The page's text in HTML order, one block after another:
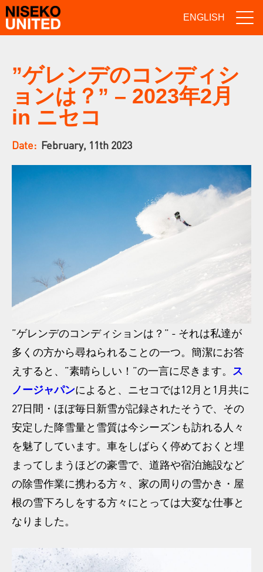
ENGLISH
”ゲレンデのコンディシ
ョンは？” – 2023年2月
in ニセコ
Date: February, 11th 2023
”ゲレンデのコンディションは？” - それは私達が
多くの方から尋ねられることの一つ。簡潔にお答
えすると、”素晴らしい！”の一言に尽きます。 ス
ノージャパンによると、ニセコでは12月と1月共に
27日間・ほぼ毎日新雪が記録されたそうで、その
安定した降雪量と雪質は今シーズンも訪れる人々
を魅了しています。車をしばらく停めておくと埋
まってしまうほどの豪雪で、道路や宿泊施設など
の除雪作業に携わる方々、家の周りの雪かき・屋
根の雪下ろしをする方々にとっては大変な仕事と
なりました。